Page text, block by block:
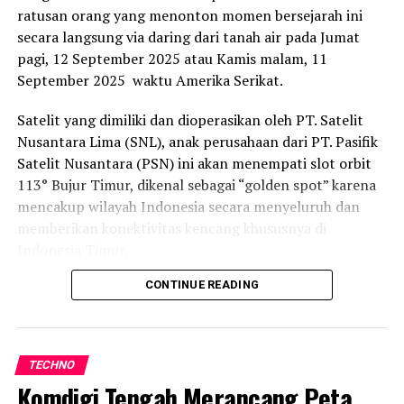
berencana untuk menjajaki berbagai inovasi kolaboratif
tingkat lebih lanjut. Inisiatif tersebut dapat mencakup
pengembangan perangkat co-branded, perluasan
integrasi aplikasi, serta layanan digital lokal yang
wilayah.
Kemitraan ini memperkuat komitmen Indosat untuk
menghadirkan pengalaman digital yang luar biasa bagi
seluruh pelanggan dan memastikan tidak ada yang
tertinggal di era digital. Dengan visi yang selaras dan
Transsion siap menjadi mitra jangka panjang dalam
memperluas akses teknologi dan memberdayakan
Laporan : Kas
ratusan orang yang menonton momen bersejarah ini
secara langsung via daring dari tanah air pada Jumat
pagi, 12 September 2025 atau Kamis malam, 11
September 2025 waktu Amerika Serikat.
Satelit yang dimiliki dan dioperasikan oleh PT. Satelit
Nusantara Lima (SNL), anak perusahaan dari PT. Pasifik
Satelit Nusantara (PSN) ini akan menempati slot orbit
113° Bujur Timur, dikenal sebagai “golden spot” karena
mencakup wilayah Indonesia secara menyeluruh dan
memberikan konektivitas kencang khususnya di
Direktur Jenderal (Dirjen) Infrastruktur Digital
Wayan Toni Suprapto, turut hadir langsung
menyaksikan peluncuran tersebut dari fasilitas rocket
Space X, perusahaan rocket swasta terbesar Amerika
Serikat (AS). Ia mengapresiasi langkah peluncuran
CONTINUE READING
TECHNO